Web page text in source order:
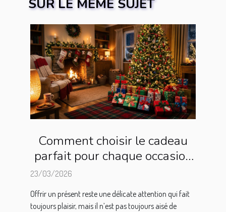
SUR LE MÊME SUJET
Comment choisir le cadeau
parfait pour chaque occasion
23/03/2026
Offrir un présent reste une délicate attention qui fait
toujours plaisir, mais il n’est pas toujours aisé de